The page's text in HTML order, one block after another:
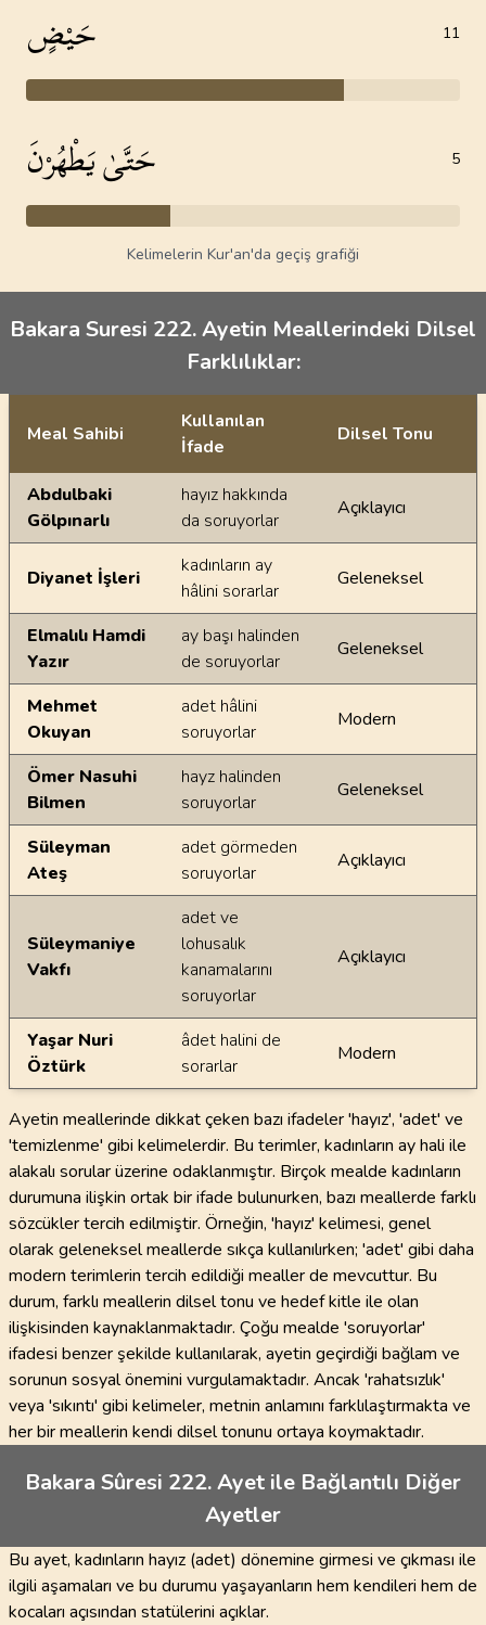
حَيْضٍ 11
حَتَّىٰ يَطْهُرْنَ 5
Kelimelerin Kur'an'da geçiş grafiği
Bakara Suresi 222. Ayetin Meallerindeki Dilsel
Farklılıklar:
Ayetin meallerindeki dilsel farklılıklar
Meal Sahibi
Kullanılan
İfade
Dilsel Tonu
Abdulbaki
Gölpınarlı
hayız hakkında
da soruyorlar
Açıklayıcı
Diyanet İşleri
kadınların ay
hâlini sorarlar
Geleneksel
Elmalılı Hamdi
Yazır
ay başı halinden
de soruyorlar
Geleneksel
Mehmet
Okuyan
adet hâlini
soruyorlar
Modern
Ömer Nasuhi
Bilmen
hayz halinden
soruyorlar
Geleneksel
Süleyman
Ateş
adet görmeden
soruyorlar
Açıklayıcı
Süleymaniye
Vakfı
adet ve
lohusalık
kanamalarını
soruyorlar
Açıklayıcı
Yaşar Nuri
Öztürk
âdet halini de
sorarlar
Modern
Ayetin meallerinde dikkat çeken bazı ifadeler 'hayız', 'adet' ve
'temizlenme' gibi kelimelerdir. Bu terimler, kadınların ay hali ile
alakalı sorular üzerine odaklanmıştır. Birçok mealde kadınların
durumuna ilişkin ortak bir ifade bulunurken, bazı meallerde farklı
sözcükler tercih edilmiştir. Örneğin, 'hayız' kelimesi, genel
olarak geleneksel meallerde sıkça kullanılırken; 'adet' gibi daha
modern terimlerin tercih edildiği mealler de mevcuttur. Bu
durum, farklı meallerin dilsel tonu ve hedef kitle ile olan
ilişkisinden kaynaklanmaktadır. Çoğu mealde 'soruyorlar'
ifadesi benzer şekilde kullanılarak, ayetin geçirdiği bağlam ve
sorunun sosyal önemini vurgulamaktadır. Ancak 'rahatsızlık'
veya 'sıkıntı' gibi kelimeler, metnin anlamını farklılaştırmakta ve
her bir meallerin kendi dilsel tonunu ortaya koymaktadır.
Bakara Sûresi 222. Ayet ile Bağlantılı Diğer
Ayetler
Bu ayet, kadınların hayız (adet) dönemine girmesi ve çıkması ile
ilgili aşamaları ve bu durumu yaşayanların hem kendileri hem de
kocaları açısından statülerini açıklar.